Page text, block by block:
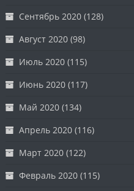
Сентябрь 2020 (128)
Август 2020 (98)
Июль 2020 (115)
Июнь 2020 (117)
Май 2020 (134)
Апрель 2020 (116)
Март 2020 (122)
Февраль 2020 (115)